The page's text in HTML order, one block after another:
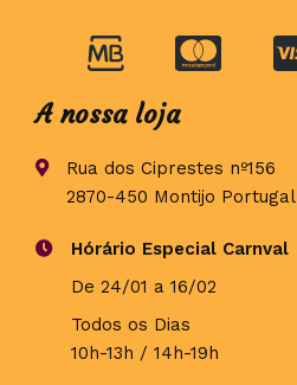
A nossa loja
Rua dos Ciprestes nº156
2870-450 Montijo Portugal
Hórário Especial Carnval
De 24/01 a 16/02
Todos os Dias
10h-13h / 14h-19h